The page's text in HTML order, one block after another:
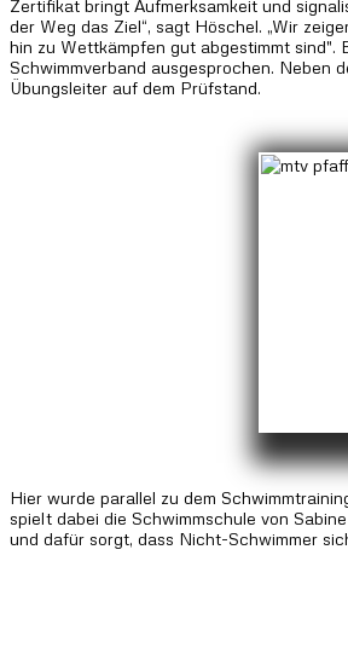
Zertifikat bringt Aufmerksamkeit und
der Weg das Ziel“, sagt Höschel. „Wir
hin zu Wettkämpfen gut abgestimmt sind".
Schwimmverband ausgesprochen. Neben
Übungsleiter auf dem Prüfstand.
Hier wurde parallel zu dem
spielt dabei die Schwimmschule von
und dafür sorgt, dass Nicht-Schwimmer